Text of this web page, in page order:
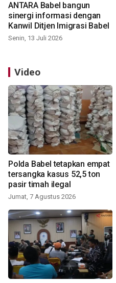
ANTARA Babel bangun
sinergi informasi dengan
Kanwil Ditjen Imigrasi Babel
Senin, 13 Juli 2026
Video
Polda Babel tetapkan empat
tersangka kasus 52,5 ton
pasir timah ilegal
Jumat, 7 Agustus 2026